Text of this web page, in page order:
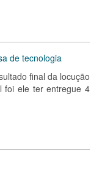
de tecnologia
final da locução
foi ele ter entregue 4